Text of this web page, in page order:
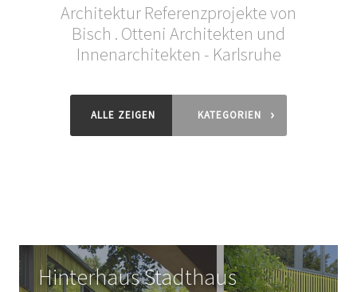
Architektur Referenzprojekte von
Bisch . Otteni Architekten und
Innenarchitekten - Karlsruhe
ALLE ZEIGEN KATEGORIEN ›
Hinterhaus Stadthaus